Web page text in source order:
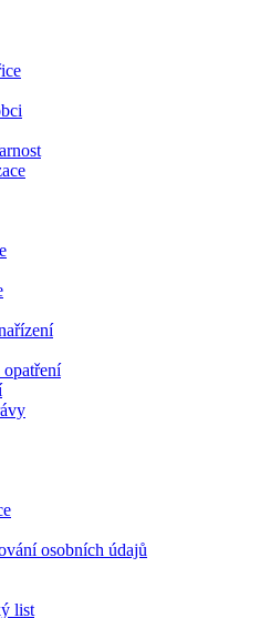
osobních údajů
list